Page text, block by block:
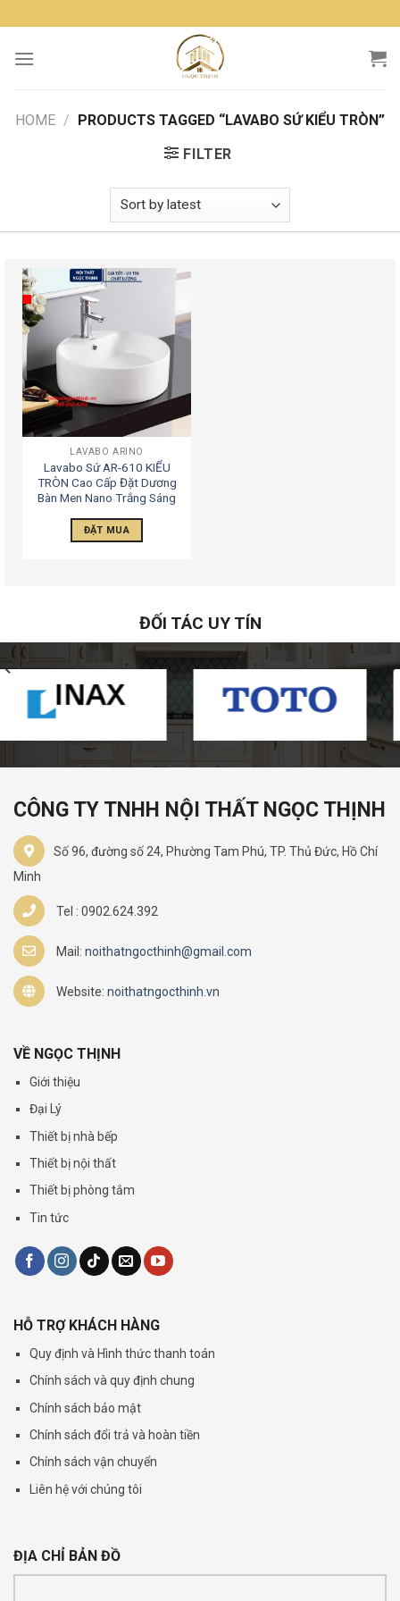
to
content
HOME / PRODUCTS TAGGED “LAVABO SỨ KIỂU TRÒN”
FILTER
LAVABO ARINO
Lavabo Sứ AR-610 KIỂU
TRÒN Cao Cấp Đặt Dương
Bàn Men Nano Trắng Sáng
ĐẶT MUA
ĐỐI TÁC UY TÍN
CÔNG TY TNHH NỘI THẤT NGỌC THỊNH
Số 96, đường số 24, Phường Tam Phú, TP. Thủ Đức, Hồ Chí
Minh
Tel : 0902.624.392
Mail: noithatngocthinh@gmail.com
Website: noithatngocthinh.vn
VỀ NGỌC THỊNH
Giới thiệu
Đại Lý
Thiết bị nhà bếp
Thiết bị nội thất
Thiết bị phòng tắm
Tin tức
HỖ TRỢ KHÁCH HÀNG
Quy định và Hình thức thanh toán
Chính sách và quy định chung
Chính sách bảo mật
Chính sách đổi trả và hoàn tiền
Chính sách vận chuyển
Liên hệ với chúng tôi
ĐỊA CHỈ BẢN ĐỒ